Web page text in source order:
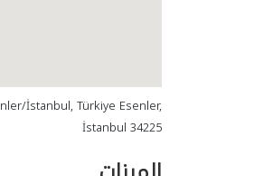
İstanbul, Türkiye Esenler,
İstanbul 34225